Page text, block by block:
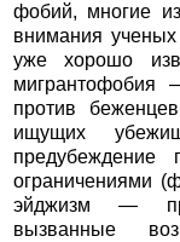
фобий, многие
внимания
уже хорошо
мигрантофобия
против
ищущих
предубеждение
ограничениями
эйджизм —
вызванные